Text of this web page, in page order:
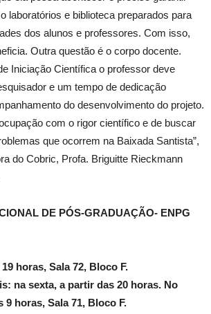
laboratórios e biblioteca preparados para
dos alunos e professores. Com isso,
Outra questão é o corpo docente.
Iniciação Científica o professor deve
e um tempo de dedicação
do desenvolvimento do projeto.
com o rigor científico e de buscar
que ocorrem na Baixada Santista”,
do Cobric, Profa. Briguitte Rieckmann
DE PÓS-GRADUAÇÃO- ENPG
horas, Sala 72, Bloco F.
na sexta, a partir das 20 horas. No
9 horas, Sala 71, Bloco F.